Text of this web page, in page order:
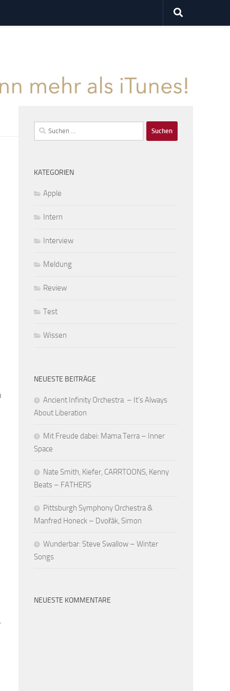
Suchen
nach:
KATEGORIEN
Apple
Intern
Interview
Meldung
Review
Test
Wissen
NEUESTE BEITRÄGE
Ancient Infinity Orchestra – It’s Always
About Liberation
Mit Freude dabei: Mama Terra – Inner
Space
Nate Smith, Kiefer, CARRTOONS, Kenny
Beats – FATHERS
Pittsburgh Symphony Orchestra &
Manfred Honeck – Dvořák, Simon
Wunderbar: Steve Swallow – Winter
Songs
NEUESTE KOMMENTARE